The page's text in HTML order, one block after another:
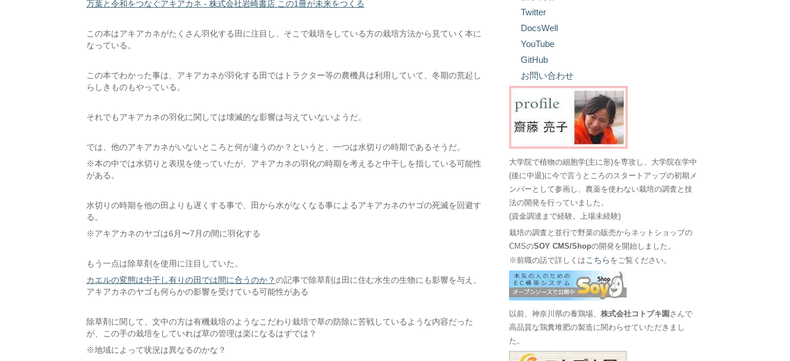
万葉と令和をつなぐアキアカネ - 株式会社岩崎書店 この1冊が未来をつくる
この本はアキアカネがたくさん羽化する田に注目し、そこで栽培をしている方の栽培方法から見ていく本に
なっている。
この本でわかった事は、アキアカネが羽化する田ではトラクター等の農機具は利用していて、冬期の荒起し
らしきものもやっている。
それでもアキアカネの羽化に関しては壊滅的な影響は与えていないようだ。
では、他のアキアカネがいないところと何が違うのか？というと、一つは水切りの時期であるそうだ。
※本の中では水切りと表現を使っていたが、アキアカネの羽化の時期を考えると中干しを指している可能性
がある。
水切りの時期を他の田よりも遅くする事で、田から水がなくなる事によるアキアカネのヤゴの死滅を回避す
る。
※アキアカネのヤゴは6月〜7月の間に羽化する
もう一点は除草剤を使用に注目していた。
カエルの変態は中干し有りの田では間に合うのか？の記事で除草剤は田に住む水生の生物にも影響を与え、
アキアカネのヤゴも何らかの影響を受けている可能性がある
除草剤に関して、文中の方は有機栽培のようなこだわり栽培で草の防除に苦戦しているような内容だった
が、この手の栽培をしていれば草の管理は楽になるはずでは？
※地域によって状況は異なるのかな？
Twitter
DocsWell
YouTube
GitHub
お問い合わせ
大学院で植物の細胞学(主に形)を専攻し、大学院在学中
(後に中退)に今で言うところのスタートアップの初期メ
ンバーとして参画し、農薬を使わない栽培の調査と技
法の開発を行っていました。
(資金調達まで経験。上場未経験)
栽培の調査と並行で野菜の販売からネットショップの
CMSのSOY CMS/Shopの開発を開始しました。
※前職の話で詳しくは こちら をご覧ください。
以前、神奈川県の養鶏場、株式会社コトブキ園 さんで
高品質な鶏糞堆肥の製造に関わらせていただきまし
た。